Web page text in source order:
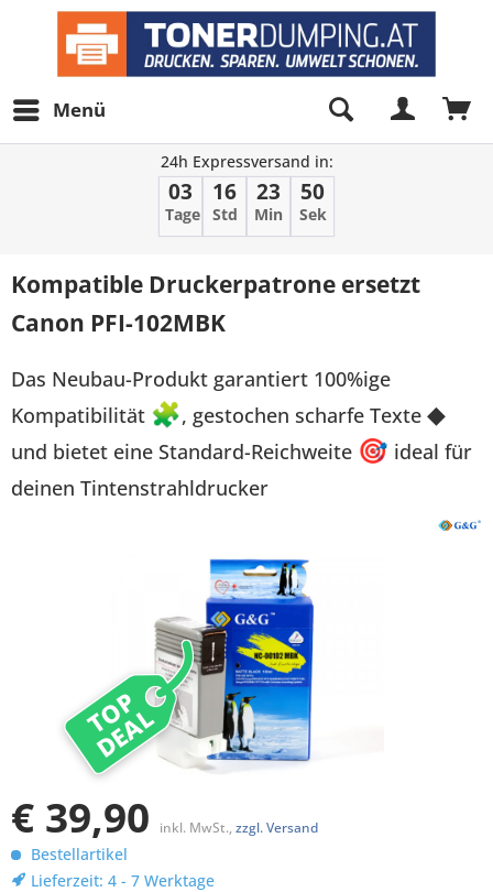
Menü
24h Expressversand in:
03
Tage
16
Std
23
Min
50
Sek
Kompatible Druckerpatrone ersetzt
Canon PFI-102MBK
Das Neubau-Produkt garantiert 100%ige
Kompatibilität 🧩, gestochen scharfe Texte ◆
und bietet eine Standard-Reichweite 🎯 ideal für
deinen Tintenstrahldrucker
TOP
DEAL
€ 39,90 inkl. MwSt., zzgl. Versand
Bestellartikel
Lieferzeit: 4 - 7 Werktage